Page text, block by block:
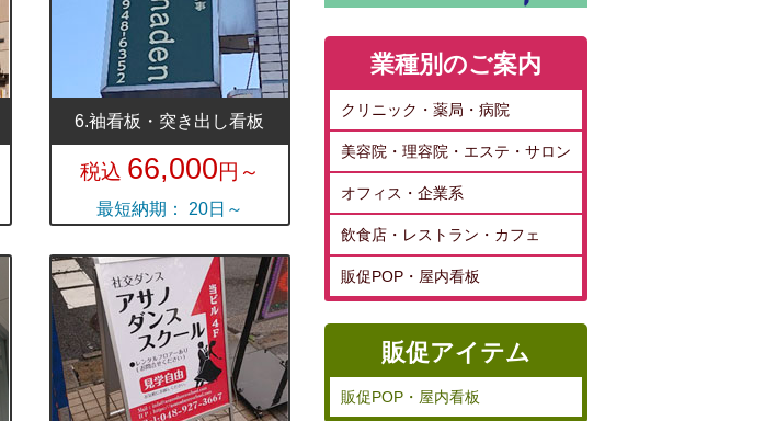
6.袖看板・突き出し看板
税込 66,000円～
最短納期： 20日～
業種別のご案内
クリニック・薬局・病院
美容院・理容院・エステ・サロン
オフィス・企業系
飲食店・レストラン・カフェ
販促POP・屋内看板
販促アイテム
販促POP・屋内看板